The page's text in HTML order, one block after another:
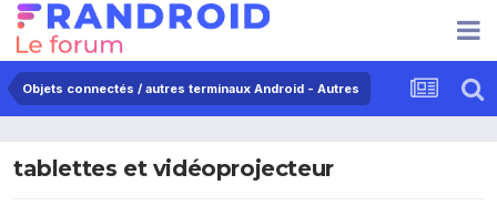
Objets connectés / autres terminaux Android - Autres
tablettes et vidéoprojecteur